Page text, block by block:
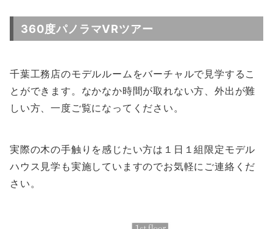
360度パノラマVRツアー
千葉工務店のモデルルームをバーチャルで見学するこ
とができます。なかなか時間が取れない方、外出が難
しい方、一度ご覧になってください。
実際の木の手触りを感じたい方は１日１組限定モデル
ハウス見学も実施していますのでお気軽にご連絡くだ
さい。